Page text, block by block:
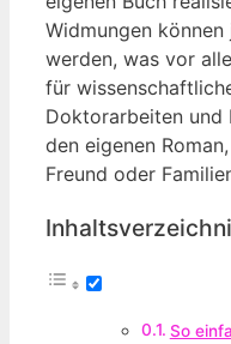
Widmungen
werden, was vor
für
Doktorarbeiten und
den eigenen
Freund oder
So